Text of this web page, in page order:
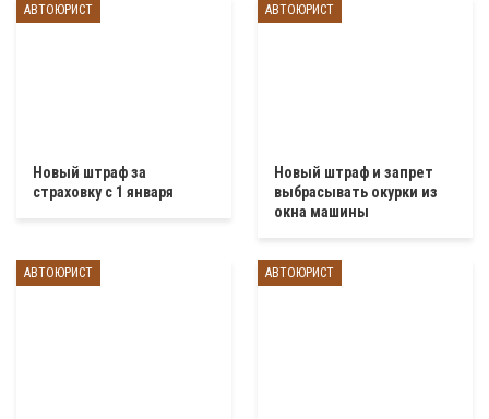
АВТОЮРИСТ
Новый штраф за
страховку с 1 января
АВТОЮРИСТ
Новый штраф и запрет
выбрасывать окурки из
окна машины
АВТОЮРИСТ АВТОЮРИСТ